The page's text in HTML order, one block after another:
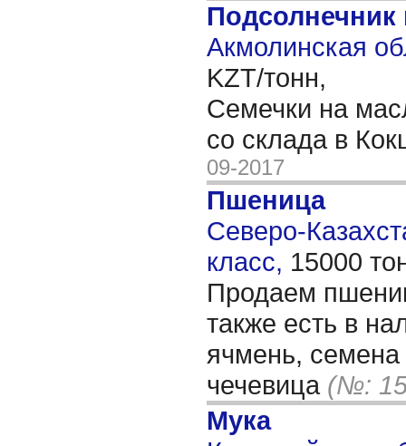
Акмолинская
KZT/тонн,
Семечки на
со склада в
09-2017
Пшеница
Северо-
класс, 15000
Продаем
также есть в
ячмень, семена
чечевица (№:
Мука